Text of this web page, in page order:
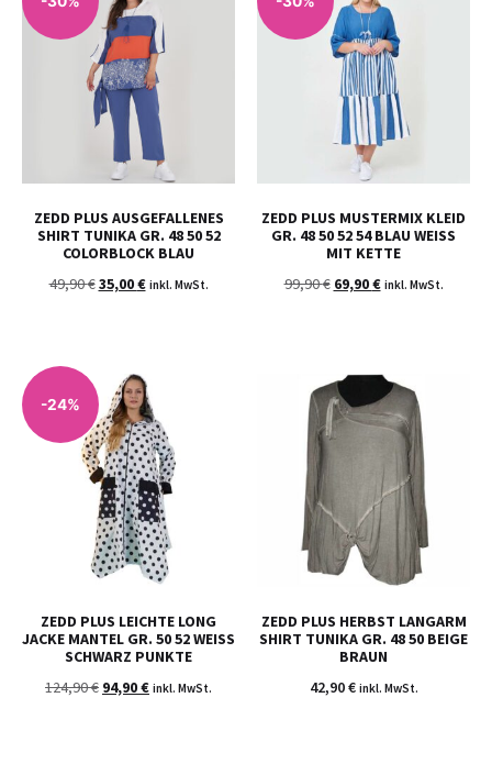
ZEDD PLUS AUSGEFALLENES
SHIRT TUNIKA GR. 48 50 52
COLORBLOCK BLAU
49,90€35,00€ inkl. MwSt.
ZEDD PLUS MUSTERMIX KLEID
GR. 48 50 52 54 BLAU WEISS
MIT KETTE
99,90€ 69,90€ inkl. MwSt.
-24%
ZEDD PLUS LEICHTE LONG
JACKE MANTEL GR. 50 52 WEISS S
CHWARZ PUNKTE
124,90€ 94,90€ inkl. MwSt.
ZEDD PLUS HERBST LANGARM
SHIRT TUNIKA GR. 48 50 BEIGE
BRAUN
42,90€ inkl. MwSt.